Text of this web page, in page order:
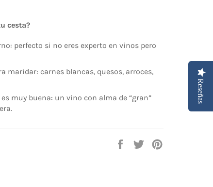
cesta?
perfecto si no eres experto en vinos pero
maridar: carnes blancas, quesos, arroces,
muy buena: un vino con alma de “gran”
Compartir
Tuitear
Reseñas